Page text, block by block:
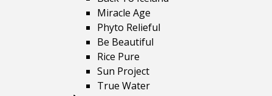
Miracle Age
Phyto Relieful
Be Beautiful
Rice Pure
Sun Project
True Water